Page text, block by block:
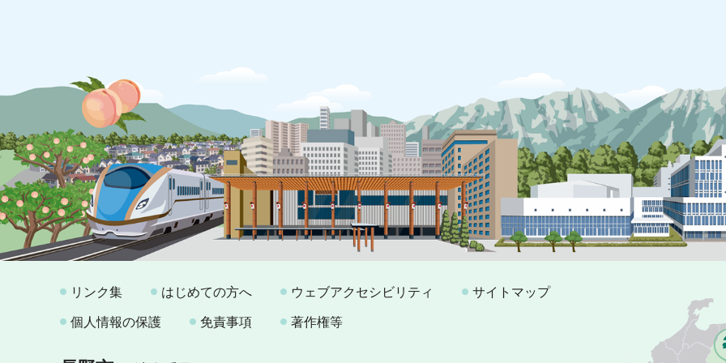
リンク集 はじめての方へ ウェブアクセシビリティ サイトマップ
個人情報の保護 免責事項 著作権等